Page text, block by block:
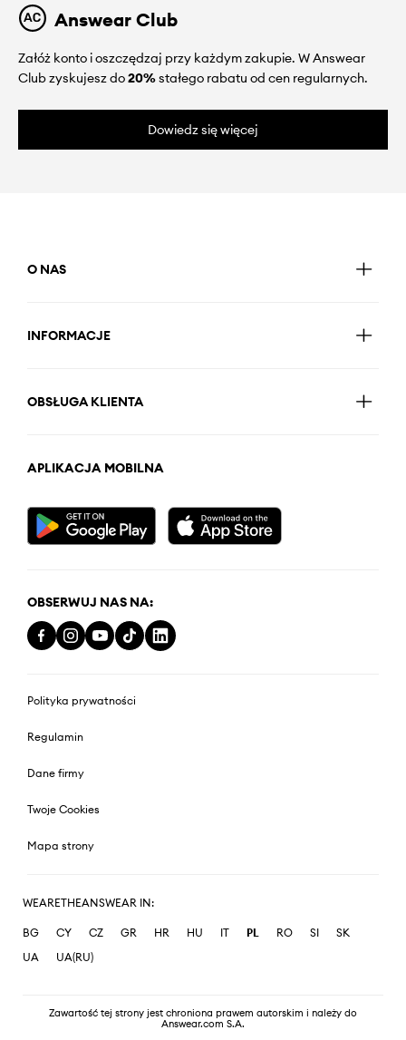
Answear Club
Załóż konto i oszczędzaj przy każdym zakupie. W Answear
Club zyskujesz do20%stałego rabatu od cen regularnych.
Dowiedz się więcej
O NAS
INFORMACJE
OBSŁUGA KLIENTA
APLIKACJA MOBILNA
OBSERWUJ NAS NA:
Polityka prywatności
Regulamin
Dane firmy
Twoje Cookies
Mapa strony
WEARETHEANSWEAR IN:
BG CY CZ GR HR HU IT PL RO SI
SK
UA
UA(RU)
Zawartość tej strony jest chroniona prawem autorskim i należy do
Answear.com S.A.